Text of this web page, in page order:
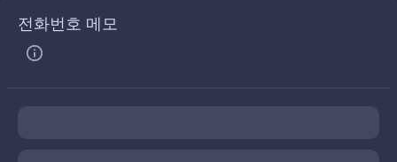
전화번호 메모